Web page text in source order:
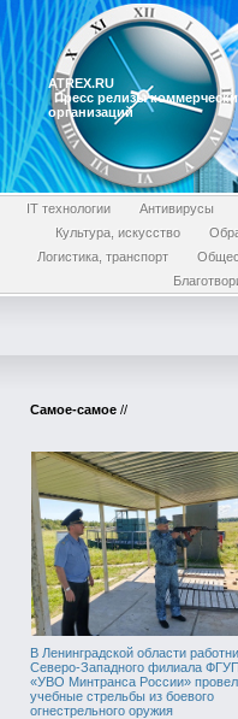
ATREX.RU
Пресс релизы
организаций
IT технологии Антивирусы
Культура, искусство
Логистика, транспорт
Самое-самое //
В Ленинградской области
Северо-Западного филиала ФГУП
«УВО Минтранса России»
учебные стрельбы из боевого
огнестрельного оружия